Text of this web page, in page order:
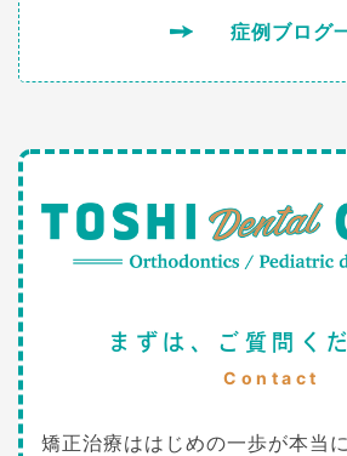
症例ブログ
まずは、ご質問く
Contact
矯正治療ははじめの一歩が本当